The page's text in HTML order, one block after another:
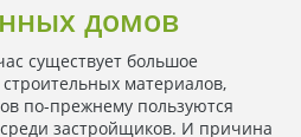
домов
существует большое
материалов,
по-прежнему пользуются
застройщиков. И причина